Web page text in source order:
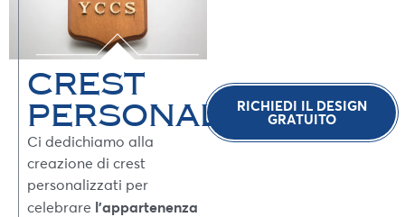
CREST
PERSONALIZZATI
Ci dedichiamo alla
creazione di crest
personalizzati per
celebrare l’appartenenza
RICHIEDI IL DESIGN
GRATUITO